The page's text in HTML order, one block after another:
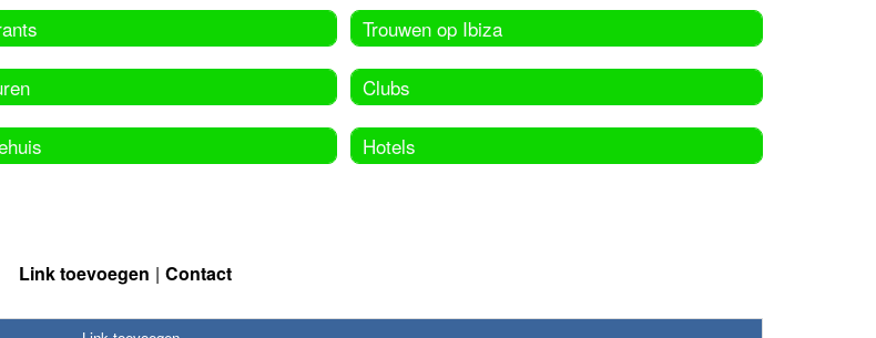
Trouwen op Ibiza
Clubs
Hotels
Link toevoegen Contact